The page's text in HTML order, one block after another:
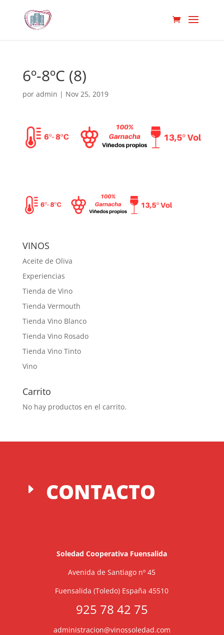
6º-8ºC (8)
por admin | Nov 25, 2019
VINOS
Aceite de Oliva
Experiencias
Tienda de Vino
Tienda Vermouth
Tienda Vino Blanco
Tienda Vino Rosado
Tienda Vino Tinto
Vino
Carrito
No hay productos en el carrito.
E CONTACTO
Soledad Cooperativa Fuensalida
Avenida de Santiago nº 45
Fuensalida (Toledo) España 45510
925 78 42 75
administracion@vinossoledad.com